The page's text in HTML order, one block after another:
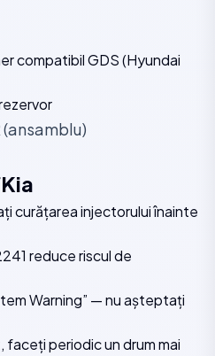
compatibil GDS (Hyundai
curățarea injectorului înainte
reduce riscul de
Warning” — nu așteptați
faceți periodic un drum mai